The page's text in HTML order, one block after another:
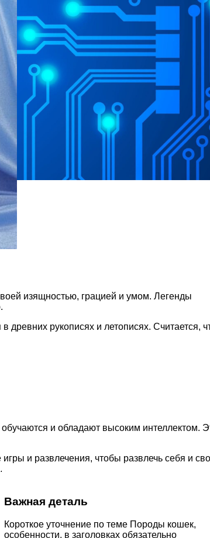
изящностью, грацией и умом. Легенды
рукописях и летописях. Считается,
и обладают высоким интеллектом.
и развлечения, чтобы развлечь себя и
Важная деталь
Короткое уточнение по теме Породы кошек,
особенности, в заголовках обязательно